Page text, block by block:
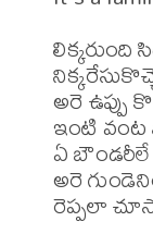
లిక్కరుంది
అరె
ఇంటి
ఏ
అరె
రెప్పలా